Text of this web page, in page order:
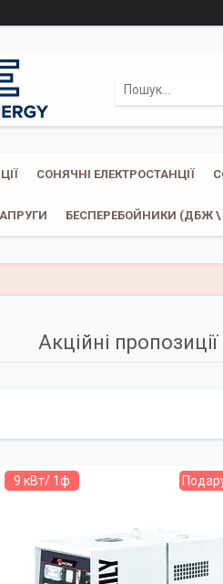
СОНЯЧНІ ЕЛЕКТРОСТАНЦІЇ
БЕСПЕРЕБОЙНИКИ (ДБЖ \
Акційні пропозиції
9 кВт/ 1ф